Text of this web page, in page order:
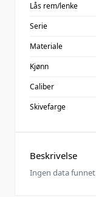
Beskrivelse
Ingen data funnet
Lås rem/lenke
Serie
Materiale
Kjønn
Caliber
Skivefarge